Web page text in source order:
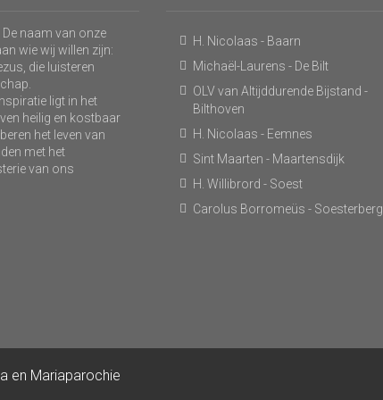
. De naam van onze
wie wij willen zijn:
die luisteren
ligt in het
heilig en kostbaar
het leven van
met het
van ons
H. Nicolaas - Baarn
Michaël-Laurens - De Bilt
OLV van Altijddurende Bijstand -
Bilthoven
H. Nicolaas - Eemnes
Sint Maarten - Maartensdijk
H. Willibrord - Soest
Carolus Borromeüs - Soesterberg
en Mariaparochie